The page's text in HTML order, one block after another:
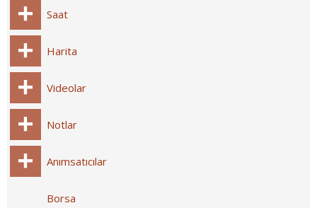
Saat
Harita
Videolar
Notlar
Anımsatıcılar
Borsa